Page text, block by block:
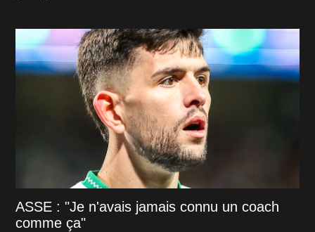
ASSE : "Je n'avais jamais connu un coach
comme ça"